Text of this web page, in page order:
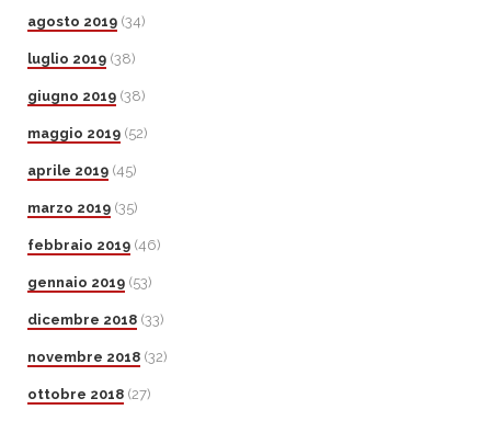
agosto 2019 (34)
luglio 2019 (38)
giugno 2019 (38)
maggio 2019 (52)
aprile 2019 (45)
marzo 2019 (35)
febbraio 2019 (46)
gennaio 2019 (53)
dicembre 2018 (33)
novembre 2018 (32)
ottobre 2018 (27)